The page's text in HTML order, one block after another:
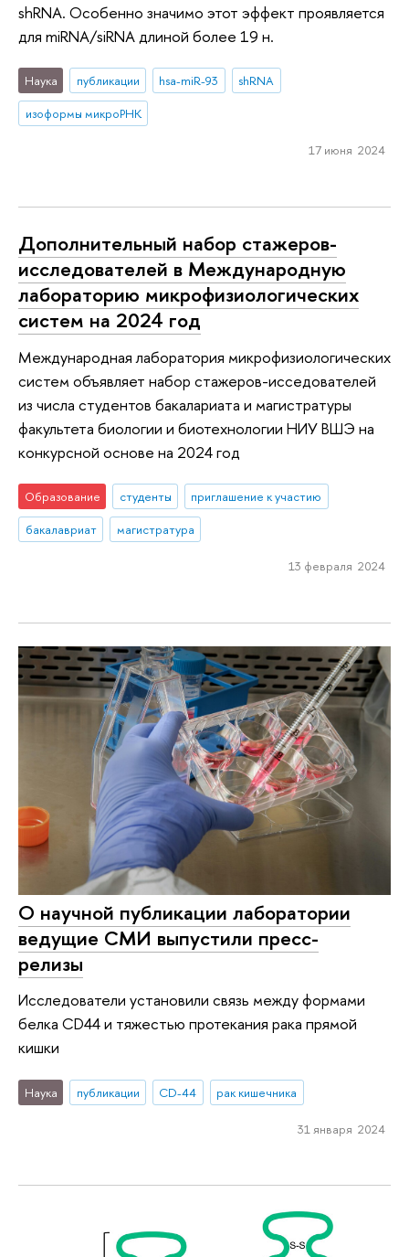
shRNA. Особенно значимо этот эффект проявляется
для miRNA/siRNA длиной более 19 н.
Наука публикации hsa-miR-93
shRNA
изоформы микроРНК
17 июня 2024
Дополнительный набор стажеров-
исследователей в Международную
лабораторию микрофизиологических
систем на 2024 год
Международная лаборатория микрофизиологических
систем объявляет набор стажеров-исседователей
из числа студентов бакалариата и магистратуры
факультета биологии и биотехнологии НИУ ВШЭ на
конкурсной основе на 2024 год
Образование студенты
приглашение к участию
бакалавриат
магистратура
13 февраля 2024
О научной публикации лаборатории
ведущие СМИ выпустили пресс-
релизы
Исследователи установили связь между формами
белка CD44 и тяжестью протекания рака прямой
кишки
Наука публикации CD-44 рак кишечника
31 января 2024